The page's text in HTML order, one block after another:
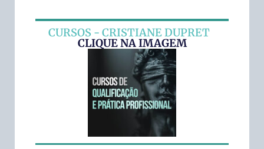
CURSOS - CRISTIANE DUPRET
CLIQUE NA IMAGEM